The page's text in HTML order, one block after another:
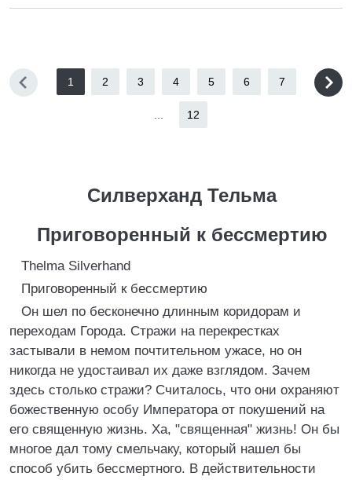
1 2 3 4 5 6 7
12
Силверханд Тельма
Приговоренный к бессмертию
Thelma Silverhand
Приговоренный к бессмертию
Он шел по бесконечно длинным коридорам и
переходам Города. Стражи на перекрестках
застывали в немом почтительном ужасе, но он
никогда не удостаивал их даже взглядом. Зачем
здесь столько стражи? Считалось, что они охраняют
божественную особу Императора от покушений на
его священную жизнь. Ха, "священная" жизнь! Он бы
многое дал тому смельчаку, который нашел бы
способ убить бессмертного. В действительности